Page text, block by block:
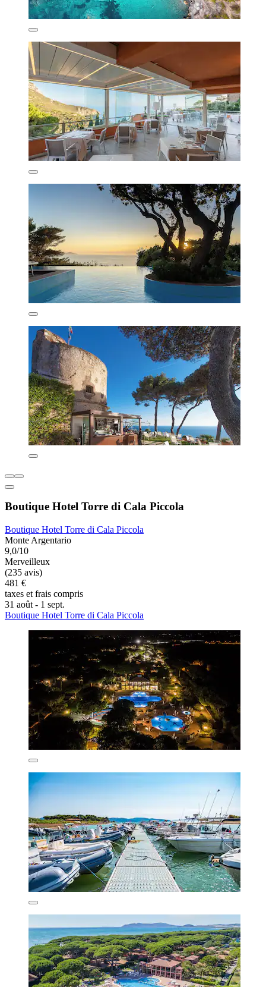
Boutique Hotel Torre di Cala Piccola
Boutique Hotel Torre di Cala Piccola
Monte Argentario
9,0/10
Merveilleux
(235 avis)
481 €
taxes et frais compris
31 août - 1 sept.
Boutique Hotel Torre di Cala Piccola